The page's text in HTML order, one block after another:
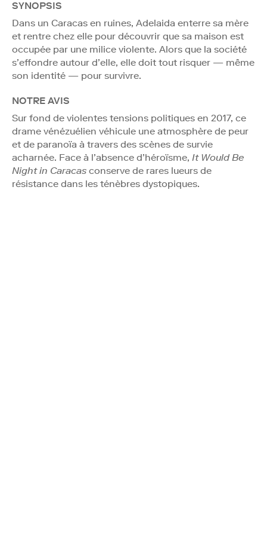
SYNOPSIS
Dans un Caracas en ruines, Adelaida enterre sa mère
et rentre chez elle pour découvrir que sa maison est
occupée par une milice violente. Alors que la société
s’effondre autour d’elle, elle doit tout risquer — même
son identité — pour survivre.
NOTRE AVIS
Sur fond de violentes tensions politiques en 2017, ce
drame vénézuélien véhicule une atmosphère de peur
et de paranoïa à travers des scènes de survie
acharnée. Face à l’absence d’héroïsme, It Would Be
Night in Caracas conserve de rares lueurs de
résistance dans les ténèbres dystopiques.